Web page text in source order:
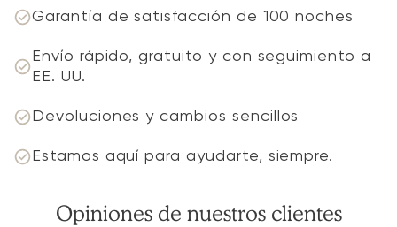
Garantía de satisfacción de 100 noches
Envío rápido, gratuito y con seguimiento a
EE. UU.
Devoluciones y cambios sencillos
Estamos aquí para ayudarte, siempre.
Opiniones de nuestros clientes